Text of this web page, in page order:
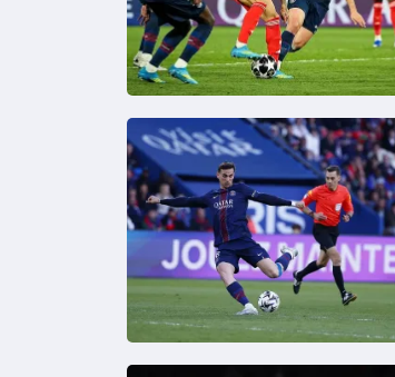
Снимка: Клубен сайт на Байерн
Мюнхен
Снимка: Клубен сайт на Пари